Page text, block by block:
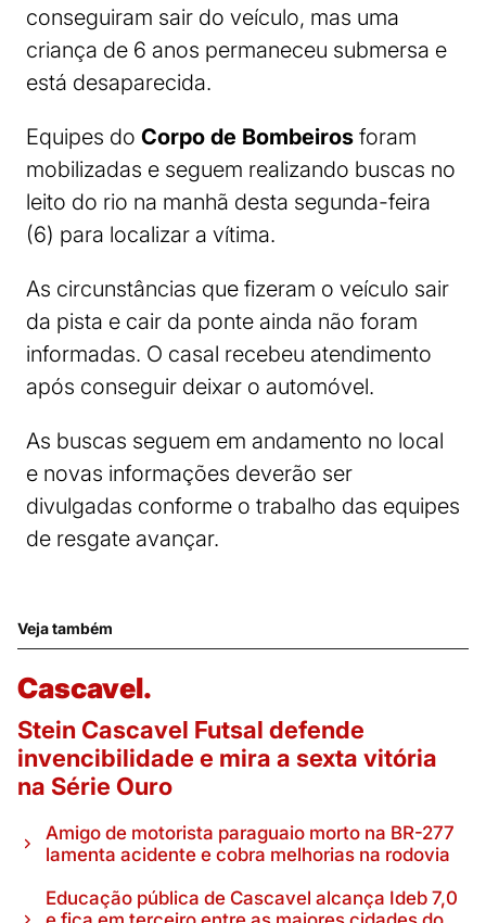
conseguiram sair do veículo, mas uma
criança de 6 anos permaneceu submersa e
está desaparecida.
Equipes do Corpo de Bombeiros foram
mobilizadas e seguem realizando buscas no
leito do rio na manhã desta segunda-feira
(6) para localizar a vítima.
As circunstâncias que fizeram o veículo sair
da pista e cair da ponte ainda não foram
informadas. O casal recebeu atendimento
após conseguir deixar o automóvel.
As buscas seguem em andamento no local
e novas informações deverão ser
divulgadas conforme o trabalho das equipes
de resgate avançar.
Veja também
Cascavel.
Stein Cascavel Futsal defende
invencibilidade e mira a sexta vitória
na Série Ouro
Amigo de motorista paraguaio morto na BR-277
lamenta acidente e cobra melhorias na rodovia
Educação pública de Cascavel alcança Ideb 7,0